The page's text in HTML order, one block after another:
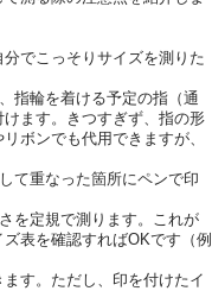
でこっそりサイズを測りた
指輪を着ける予定の指（通
ます。きつすぎず、指の形
ボンでも代用できますが、
て重なった箇所にペンで印
を定規で測ります。これが
表を確認すればOKです（例
す。ただし、印を付けたイ